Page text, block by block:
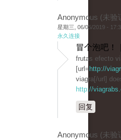
Anonymous (未验
星期三, 06/05/2019 -
永久连接
冒个泡吧！
frutas efecto
[url= http://
viagra[/url]
http://
回复
Anonymous (未验